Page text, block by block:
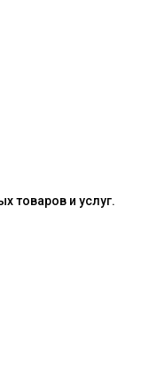
товаров и услуг.